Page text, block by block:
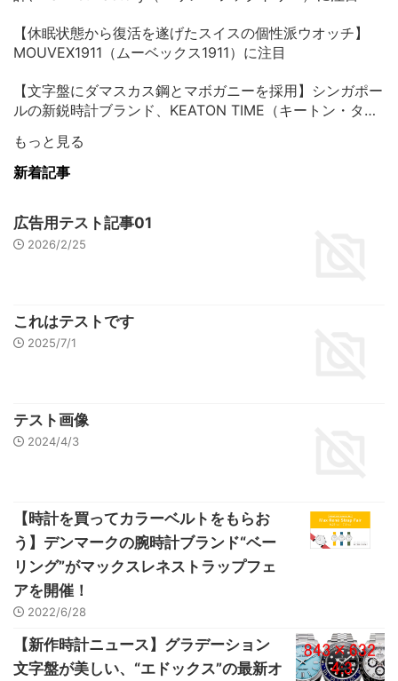
【休眠状態から復活を遂げたスイスの個性派ウオッチ】
MOUVEX1911（ムーベックス1911）に注目
【文字盤にダマスカス鋼とマボガニーを採用】シンガポー
ルの新鋭時計ブランド、KEATON TIME（キートン・タイ
もっと見る
新着記事
広告用テスト記事01
2026/2/25
これはテストです
2025/7/1
テスト画像
2024/4/3
【時計を買ってカラーベルトをもらお
う】デンマークの腕時計ブランド“ベー
リング”がマックスレネストラップフェ
アを開催！
2022/6/28
【新作時計ニュース】グラデーション
文字盤が美しい、“エドックス”の最新オ